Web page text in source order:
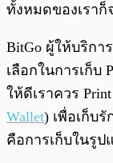
ทั้งหมดของเรา
BitGo ผู้ให้บริกา
เลือกในการเก็บ
ให้ดีเราควร
Wallet) เพื่อเก็บ
คือการเก็บในรูป